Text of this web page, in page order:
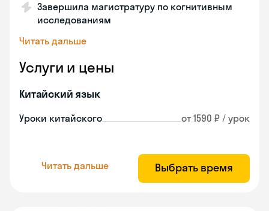
Завершила магистратуру по когнитивным
исследованиям
Читать дальше
Услуги и цены
Китайский язык
Уроки китайского от 1590 ₽ / урок
Читать дальше Выбрать время